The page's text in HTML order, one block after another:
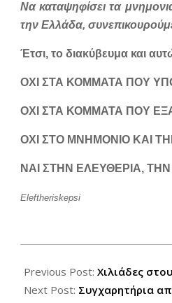
Να καταψηφίσει τα
την Ελλάδα,
Έτσι, το διακύβευμα και
ΟΧΙ ΣΤΑ ΚΟΜΜΑΤΑ ΠΟΥ
ΟΧΙ ΣΤΑ ΚΟΜΜΑΤΑ ΠΟΥ
ΟΧΙ ΣΤΟ ΜΝΗΜΟΝΙΟ ΚΑΙ
ΝΑΙ ΣΤΗΝ ΕΛΕΥΘΕΡΙΑ, ΤΗΝ
Eleftheriskepsi
06-
16
Previous Post: Χιλιάδες
Next Post: Συγχαρητήρια